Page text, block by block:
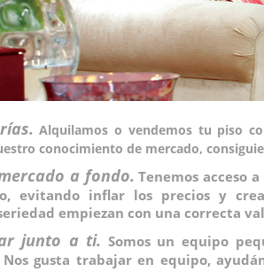
Alquilamos o vendemos tu piso
conocimiento de mercado,
a fondo. Tenemos acceso
evitando inflar los precios y
empiezan con una correcta
junto a ti. Somos un equipo
gusta trabajar en equipo,